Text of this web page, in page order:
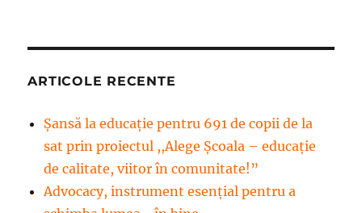
ARTICOLE RECENTE
Șansă la educație pentru 691 de copii de la
sat prin proiectul ,,Alege Școala – educație
de calitate, viitor în comunitate!”
Advocacy, instrument esenţial pentru a